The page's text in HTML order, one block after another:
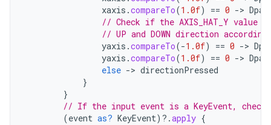
xaxis .compareTo(1.0f) == 0 -> Dpad
// Check if the AXIS_HAT_Y
// UP and DOWN direction
yaxis .compareTo(-1.0f) == 0 ->
yaxis .compareTo(1.0f) == 0 -> Dpad
else -> directionPressed
}
}
// If the input event is a KeyEvent, check
(event as? KeyEvent) ?.apply {